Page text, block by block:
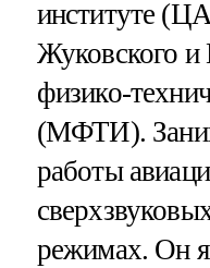
институте
Жуковского
физико-
(МФТИ).
работы
режимах. Он